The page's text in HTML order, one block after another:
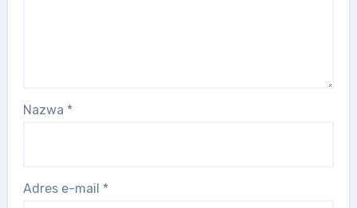
Nazwa *
Adres e-mail *